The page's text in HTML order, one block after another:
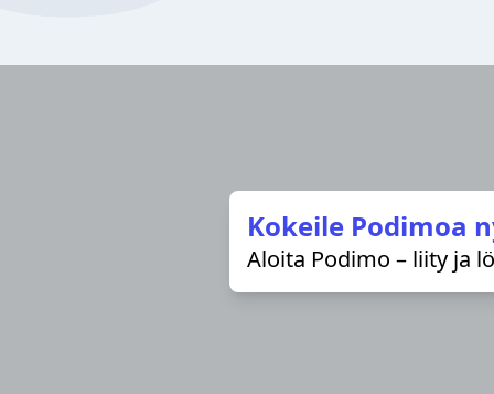
Kokeile Podimoa
Aloita Podimo – liity ja